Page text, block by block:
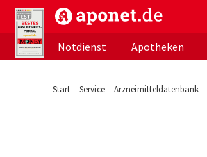
aponet.de - Das offizielle
Notdienst
Apotheken
Start Service Arzneimitteldatenbank